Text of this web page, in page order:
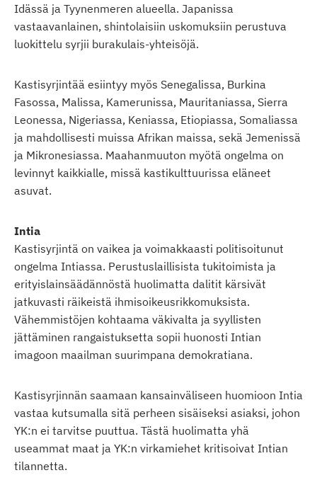
Idässä ja Tyynenmeren alueella. Japanissa
vastaavanlainen, shintolaisiin uskomuksiin perustuva
luokittelu syrjii burakulais-yhteisöjä.
Kastisyrjintää esiintyy myös Senegalissa, Burkina
Fasossa, Malissa, Kamerunissa, Mauritaniassa, Sierra
Leonessa, Nigeriassa, Keniassa, Etiopiassa, Somaliassa
ja mahdollisesti muissa Afrikan maissa, sekä Jemenissä
ja Mikronesiassa. Maahanmuuton myötä ongelma on
levinnyt kaikkialle, missä kastikulttuurissa eläneet
asuvat.
Intia
Kastisyrjintä on vaikea ja voimakkaasti politisoitunut
ongelma Intiassa. Perustuslaillisista tukitoimista ja
erityislainsäädännöstä huolimatta dalitit kärsivät
jatkuvasti räikeistä ihmisoikeusrikkomuksista.
Vähemmistöjen kohtaama väkivalta ja syyllisten
jättäminen rangaistuksetta sopii huonosti Intian
imagoon maailman suurimpana demokratiana.
Kastisyrjinnän saamaan kansainväliseen huomioon Intia
vastaa kutsumalla sitä perheen sisäiseksi asiaksi, johon
YK:n ei tarvitse puuttua. Tästä huolimatta yhä
useammat maat ja YK:n virkamiehet kritisoivat Intian
tilannetta.